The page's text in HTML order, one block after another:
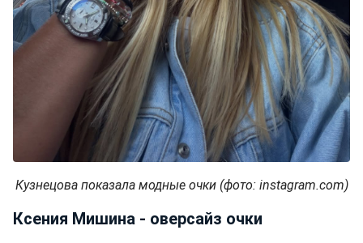
Кузнецова показала модные очки (фото: instagram.com)
Ксения Мишина - оверсайз очки